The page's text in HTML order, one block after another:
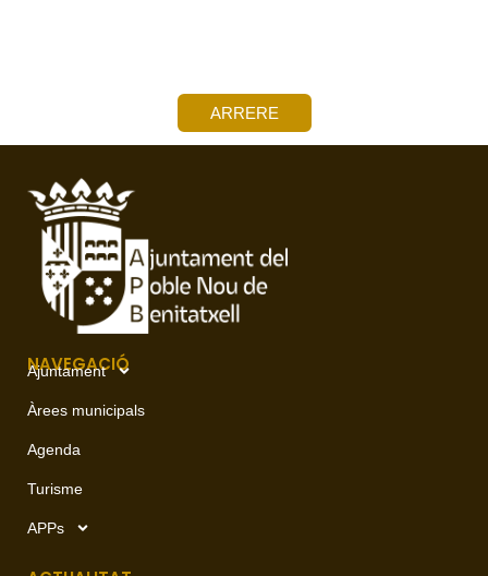
ARRERE
NAVEGACIÓ
Ajuntament
Àrees municipals
Agenda
Turisme
APPs